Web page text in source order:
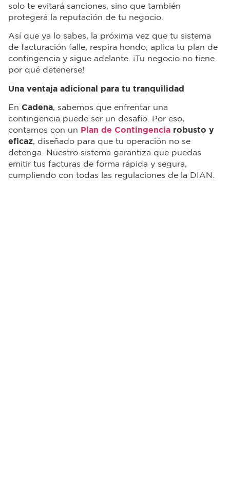
solo te evitará sanciones, sino que también
protegerá la reputación de tu negocio.
Así que ya lo sabes, la próxima vez que tu sistema
de facturación falle, respira hondo, aplica tu plan de
contingencia y sigue adelante. ¡Tu negocio no tiene
por qué detenerse!
Una ventaja adicional para tu tranquilidad
En Cadena, sabemos que enfrentar una
contingencia puede ser un desafío. Por eso,
contamos con un Plan de Contingencia robusto y
eficaz, diseñado para que tu operación no se
detenga. Nuestro sistema garantiza que puedas
emitir tus facturas de forma rápida y segura,
cumpliendo con todas las regulaciones de la DIAN.